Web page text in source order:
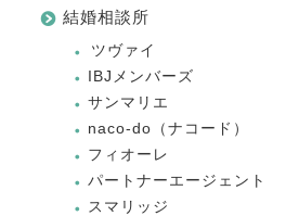
結婚相談所
ツヴァイ
IBJメンバーズ
サンマリエ
naco-do（ナコード）
フィオーレ
パートナーエージェント
スマリッジ